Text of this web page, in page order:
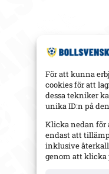
För att kunna
cookies för att
dessa tekniker
unika ID:n på
Klicka nedan för
endast att
inklusive
genom att klicka